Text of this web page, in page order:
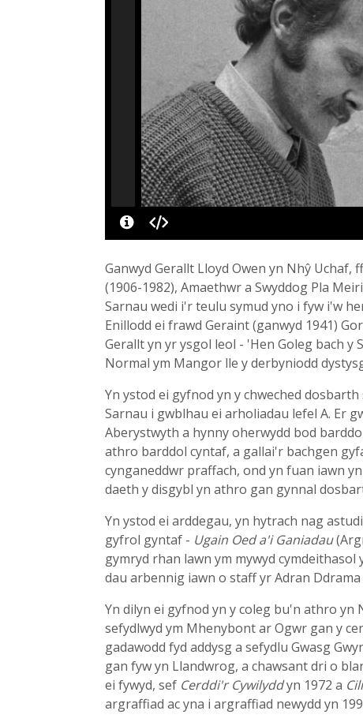
Ganwyd Gerallt Lloyd Owen yn Nhŷ Uchaf,
(1906-1982), Amaethwr a Swyddog Pla
Sarnau wedi i'r teulu symud yno i fyw i'w
Enillodd ei frawd Geraint (ganwyd 1941)
Gerallt yn yr ysgol leol - 'Hen Goleg bach y
Normal ym Mangor lle y derbyniodd
Yn ystod ei gyfnod yn y chweched
Sarnau i gwblhau ei arholiadau lefel A. Er
Aberystwyth a hynny oherwydd bod
athro barddol cyntaf, a gallai'r bachgen
cynganeddwr praffach, ond yn fuan iawn
daeth y disgybl yn athro gan gynnal
Yn ystod ei arddegau, yn hytrach nag
gyfrol gyntaf - Ugain Oed a'i Ganiadau
gymryd rhan lawn ym mywyd
dau arbennig iawn o staff yr Adran
Yn dilyn ei gyfnod yn y coleg bu'n athro yn
sefydlwyd ym Mhenybont ar Ogwr gan y
gadawodd fyd addysg a sefydlu Gwasg
gan fyw yn Llandwrog, a chawsant dri o
ei fywyd, sef Cerddi'r Cywilyddyn 1972 a
argraffiad ac yna i argraffiad newydd yn